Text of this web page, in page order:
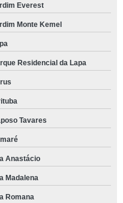
Everest
Monte Kemel
Residencial da Lapa
Tavares
Anastácio
Madalena
Romana